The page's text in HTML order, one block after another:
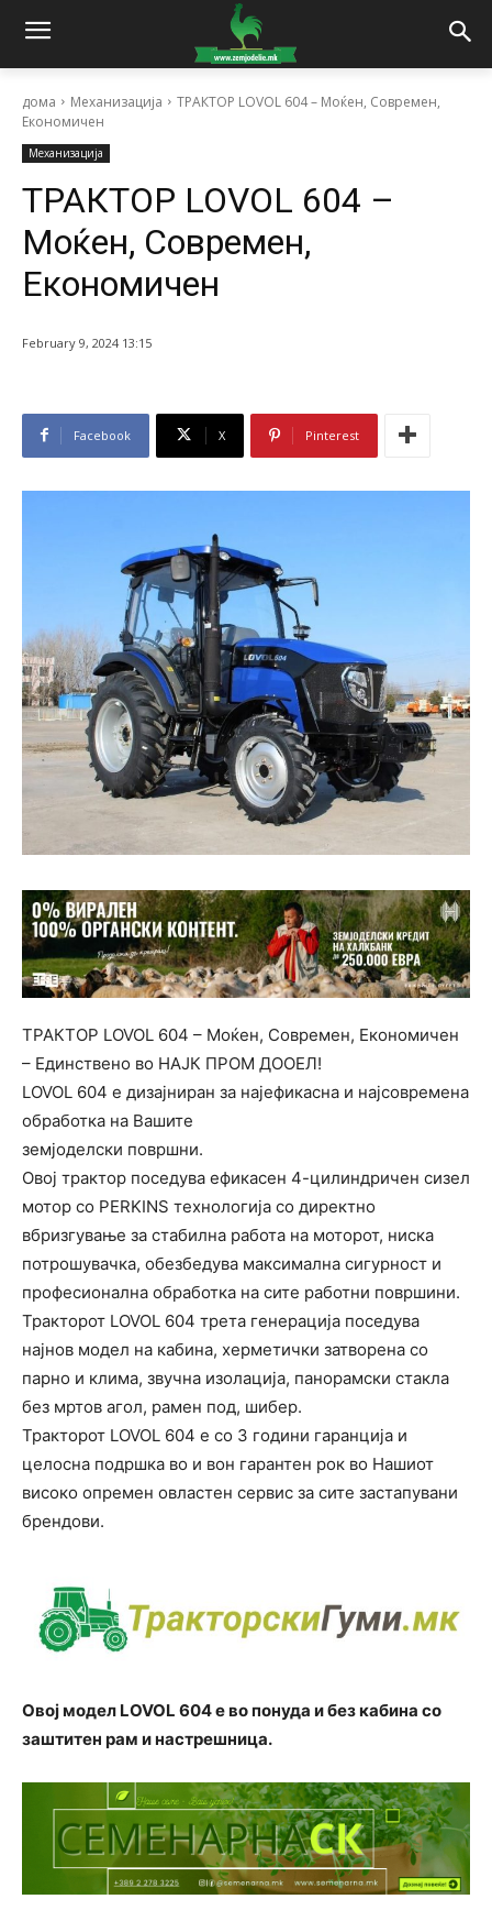
дома Механизација
ТРАКТОР LOVOL 604 – Моќен, Современ,
Економичен
Механизација
ТРАКТОР LOVOL 604 –
Моќен, Современ,
Економичен
February 9, 2024 13:15
Facebook X Pinterest
ТРАКТОР LOVOL 604 – Моќен, Современ, Економичен
– Единствено во НАЈК ПРОМ ДООЕЛ!
LOVOL 604 е дизајниран за најефикасна и најсовремена
обработка на Вашите
земјоделски површни.
Овој трактор поседува ефикасен 4-цилиндричен сизел
мотор со PERKINS технологија со директно
вбризгување за стабилна работа на моторот, ниска
потрошувачка, обезбедува максимална сигурност и
прoфесионална обработка на сите работни површини.
Тракторот LOVOL 604 трета генерација поседува
најнов модел на кабина, херметички затворена со
парно и клима, звучна изолација, панорамски стакла
без мртов агол, рамен под, шибер.
Тракторот LOVOL 604 е со 3 години гаранција и
целосна подршка во и вон гарантен рок во Нашиот
високо опремен овластен сервис за сите застапувани
брендови.
Овој модел LOVOL 604 е во понуда и без кабина со
заштитен рам и настрешница.